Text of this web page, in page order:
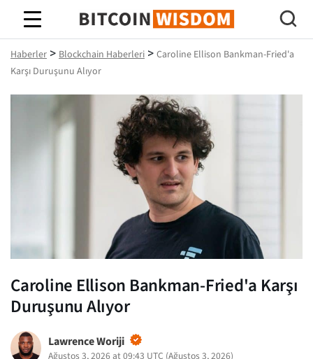
Bitcoin Bilgeliği
Haberler > Blockchain Haberleri > Caroline Ellison Bankman-Fried'a
Karşı Duruşunu Alıyor
Caroline Ellison Bankman-Fried'a Karşı
Duruşunu Alıyor
Lawrence Woriji
Ağustos 3, 2026 at 09:43 UTC (Ağustos 3, 2026)